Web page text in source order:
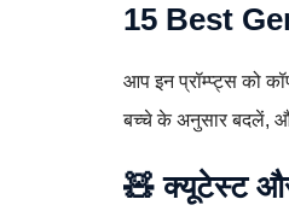
15 Best
आप इन प्रॉम्प्ट्स को
बच्चे के अनुसार बदलें,
🧸 क्यूटेस्ट